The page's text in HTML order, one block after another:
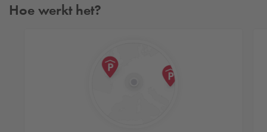
Hoe werkt het?